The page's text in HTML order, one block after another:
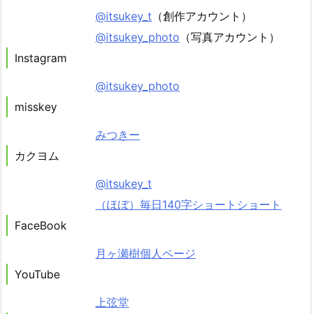
@itsukey_t （創作アカウント）
@itsukey_photo （写真アカウント）
Instagram
@itsukey_photo
misskey
みつきー
カクヨム
@itsukey_t
（ほぼ）毎日140字ショートショート
FaceBook
月ヶ瀬樹個人ページ
YouTube
上弦堂